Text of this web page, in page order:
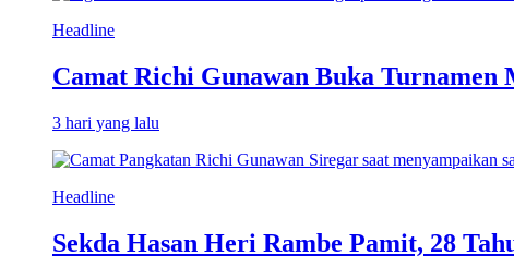
Headline
Camat Richi Gunawan Buka Turnamen
3 hari yang lalu
Headline
Sekda Hasan Heri Rambe Pamit, 28